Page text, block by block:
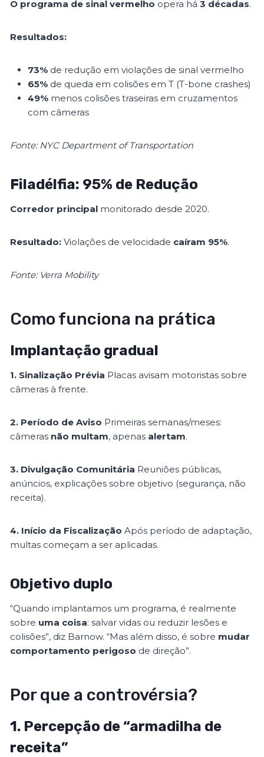
O programa de sinal vermelho opera há3 décadas.
Resultados:
73% de redução em violações de sinal vermelho
65% de queda em colisões em T (T-bone crashes)
49% menos colisões traseiras em cruzamentos
com câmeras
Fonte: NYC Department of Transportation
Filadélfia: 95% de Redução
Corredor principal monitorado desde 2020.
Resultado: Violações de velocidade caíram 95%.
Fonte: Verra Mobility
Como funciona na prática
Implantação gradual
1. Sinalização Prévia Placas avisam motoristas sobre
câmeras à frente.
2. Período de Aviso Primeiras semanas/meses:
câmeras não multam, apenas alertam.
3. Divulgação Comunitária Reuniões públicas,
anúncios, explicações sobre objetivo (segurança, não
receita).
4. Início da Fiscalização Após período de adaptação,
multas começam a ser aplicadas.
Objetivo duplo
“Quando implantamos um programa, é realmente
sobre uma coisa: salvar vidas ou reduzir lesões e
colisões”, diz Barnow. “Mas além disso, é sobre mudar
comportamento perigoso de direção”.
Por que a controvérsia?
1. Percepção de “armadilha de
receita”